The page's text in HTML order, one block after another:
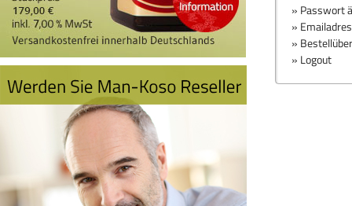
» Passwort
»
»
» Logout